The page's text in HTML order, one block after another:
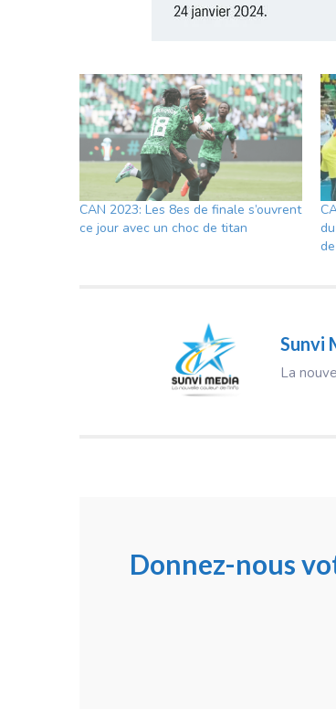
CAN 2023: Les 8es de finale s’ouvrent
ce jour avec un choc de titan
Sunvi
La
Donnez-nous